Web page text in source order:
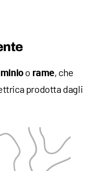
o rame, che
prodotta dagli